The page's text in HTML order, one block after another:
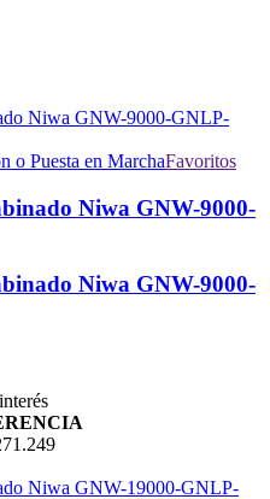
Favoritos
Niwa GNW-9000-
Niwa GNW-9000-